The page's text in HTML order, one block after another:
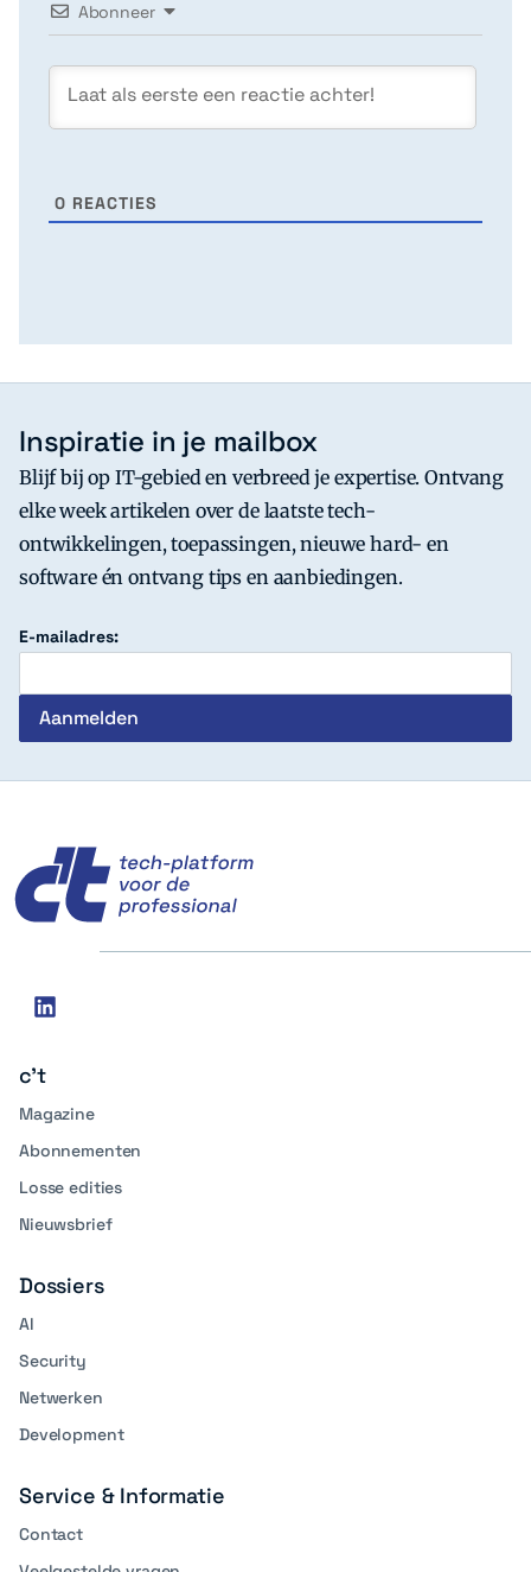
Abonneer
0 REACTIES
Inspiratie in je mailbox
Blijf bij op IT-gebied en verbreed je expertise. Ontvang
elke week artikelen over de laatste tech-
ontwikkelingen, toepassingen, nieuwe hard- en
software én ontvang tips en aanbiedingen.
E-mailadres:
Social
linkedin
c't
Magazine
Abonnementen
Losse edities
Nieuwsbrief
Dossiers
AI
Security
Netwerken
Development
Service & Informatie
Contact